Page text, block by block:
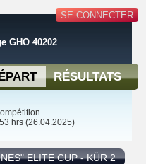
SE CONNECTER
GHO 40202
RÉSULTATS
hrs (26.04.2025)
ELITE CUP - KÜR 2